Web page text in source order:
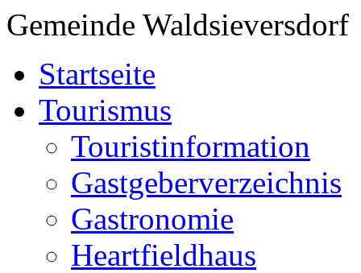
Gemeinde Waldsieversdorf
Startseite
Tourismus
Touristinformation
Gastgeberverzeichnis
Gastronomie
Heartfieldhaus